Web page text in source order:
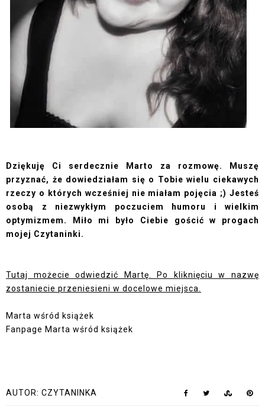
Dziękuję Ci serdecznie Marto za rozmowę. Muszę
przyznać, że dowiedziałam się o Tobie wielu ciekawych
rzeczy o których wcześniej nie miałam pojęcia ;) Jesteś
osobą z niezwykłym poczuciem humoru i wielkim
optymizmem. Miło mi było Ciebie gościć w progach
mojej Czytaninki.
Tutaj możecie odwiedzić Martę. Po kliknięciu w nazwę
zostaniecie przeniesieni w docelowe miejsca.
Marta wśród książek
Fanpage Marta wśród książek
AUTOR: CZYTANINKA